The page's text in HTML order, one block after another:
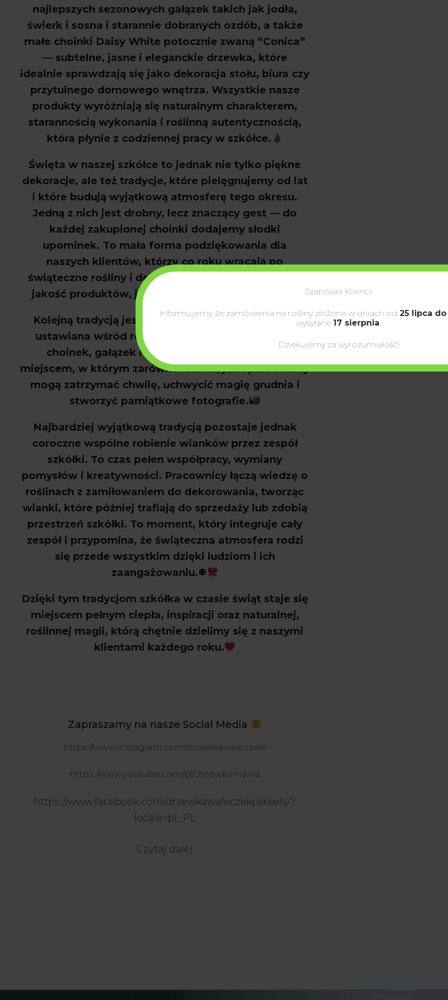
najlepszych sezonowych gałązek takich jak jodła,
świerk i sosna i starannie dobranych ozdób, a także
małe choinki Daisy White potocznie zwaną “Conica”
— subtelne, jasne i eleganckie drzewka, które
idealnie sprawdzają się jako dekoracja stołu, biura czy
przytulnego domowego wnętrza. Wszystkie nasze
produkty wyróżniają się naturalnym charakterem,
starannością wykonania i roślinną autentycznością,
która płynie z codziennej pracy w szkółce.
Święta w naszej szkółce to jednak nie tylko piękne
dekoracje, ale też tradycje, które pielęgnujemy od lat
i które budują wyjątkową atmosferę tego okresu.
Jedną z nich jest drobny, lecz znaczący gest— do
każdej zakupionej choinki dodajemy słodki
upominek. To mała forma podziękowania dla
naszych klientów, którzy co roku wracają po
świąteczne rośliny i dekoracje, doceniając zar
jakość produktów, jak i ciep
Kolejną tradycją jest świąteczna ścianka do zdjęć
ustawiana wśród ro ślin. Dzięki naturalnemu tłu z
choinek, gałązek i zimowych ozd
miejscem, w którym zarówno klienci, jak i pracownicy
mogą zatrzymać chwilę, uchwycić magię grudnia i
stworzyć pamiątkowe fotografie.
Najbardziej wyjątkową tradycją pozostaje jednak
coroczne wspólne robienie wianków przez zespół
szkółki. To czas pełen współpracy, wymiany
pomysłów i kreatywności. Pracownicy łączą wiedzę o
roślinach z zamiłowaniem do dekorowania, tworząc
wianki, które później trafiają do sprzedaży lub zdobią
przestrzeń szkółki. To moment, który integruje cały
zespół i przypomina, że świąteczna atmosfera rodzi
się przede wszystkim dzięki ludziom i ich
zaangażowaniu.❄
Dzięki tym tradycjom szkółka w czasie świąt staje się
miejscem pełnym ciepła, inspiracji oraz naturalnej,
roślinnej magii, którą chętnie dzielimy się z naszymi
klientami każdego roku.
Zapraszamy na nasze Social Media
https://www.instagram.com/drzewkawaleczek/
https://www.youtube.com/@Drzewkomania
https://www.facebook.com/drzewkawaleczekpl/reels/?
locale=pl_PL
Czytaj dalej
Szanowni Klienci!
Informujemy, że zamówienia na rośliny złożone w dniach od 25 lipca
wysyłane 17 sierpnia.
Dziękujemy za wyrozumiałość!